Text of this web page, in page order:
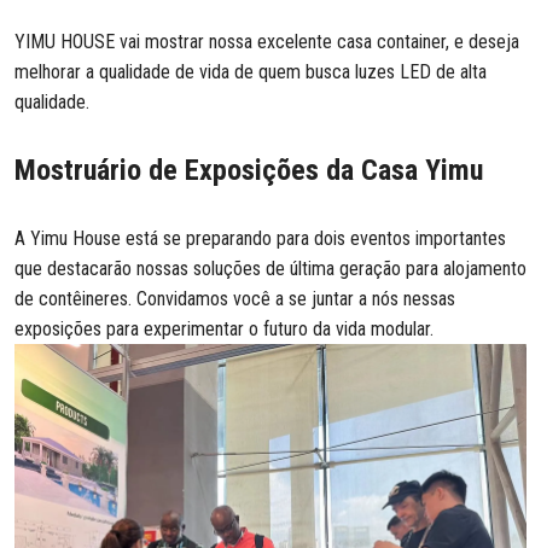
YIMU HOUSE vai mostrar nossa excelente casa container, e deseja
melhorar a qualidade de vida de quem busca luzes LED de alta
qualidade.
Mostruário de Exposições da Casa Yimu
A Yimu House está se preparando para dois eventos importantes
que destacarão nossas soluções de última geração para alojamento
de contêineres. Convidamos você a se juntar a nós nessas
exposições para experimentar o futuro da vida modular.